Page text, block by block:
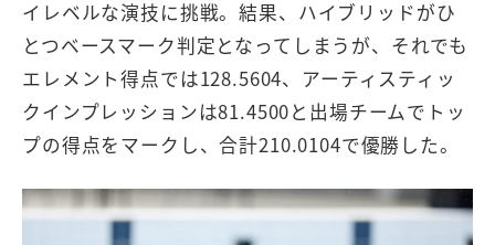
イレベルな演技に挑戦。結果、ハイブリッドがひ
とつベースマーク判定となってしまうが、それでも
エレメント得点では128.5604、アーティスティッ
クインプレッションは81.4500と出場チームでトッ
プの得点をマークし、合計210.0104で優勝した。